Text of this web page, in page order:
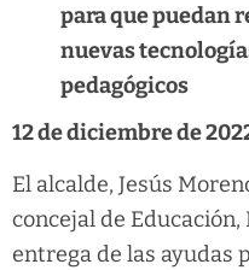
para que puedan
nuevas
pedagógicos
12 de diciembre de
El alcalde, Jesús
concejal de
entrega de las ayudas